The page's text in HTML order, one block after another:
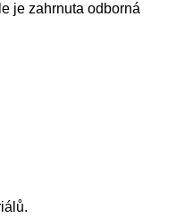
je zahrnuta odborná